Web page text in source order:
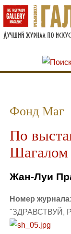
Перейти к
Skip to search
Фонд Маг
По
Шагалом
Жан-Луи
Номер журнала:
"ЗДРАВСТВУЙ,